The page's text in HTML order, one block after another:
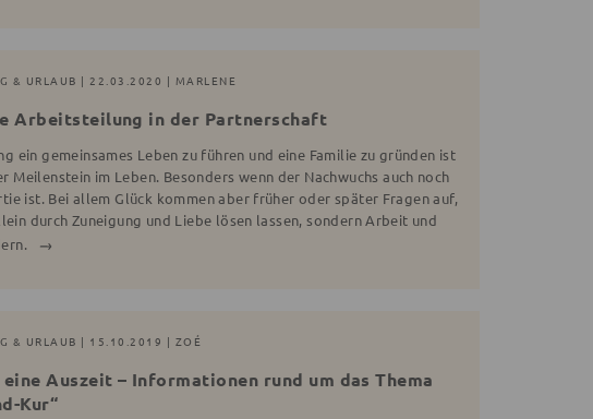
& URLAUB | 22.03.2020 | MARLENE
Arbeitsteilung in der Partnerschaft
ein gemeinsames Leben zu führen und eine Familie zu gründen ist
Meilenstein im Leben. Besonders wenn der Nachwuchs auch noch
ist. Bei allem Glück kommen aber früher oder später Fragen auf,
durch Zuneigung und Liebe lösen lassen, sondern Arbeit und
& URLAUB | 15.10.2019 | ZOÉ
eine Auszeit – Informationen rund um das Thema
Kur“